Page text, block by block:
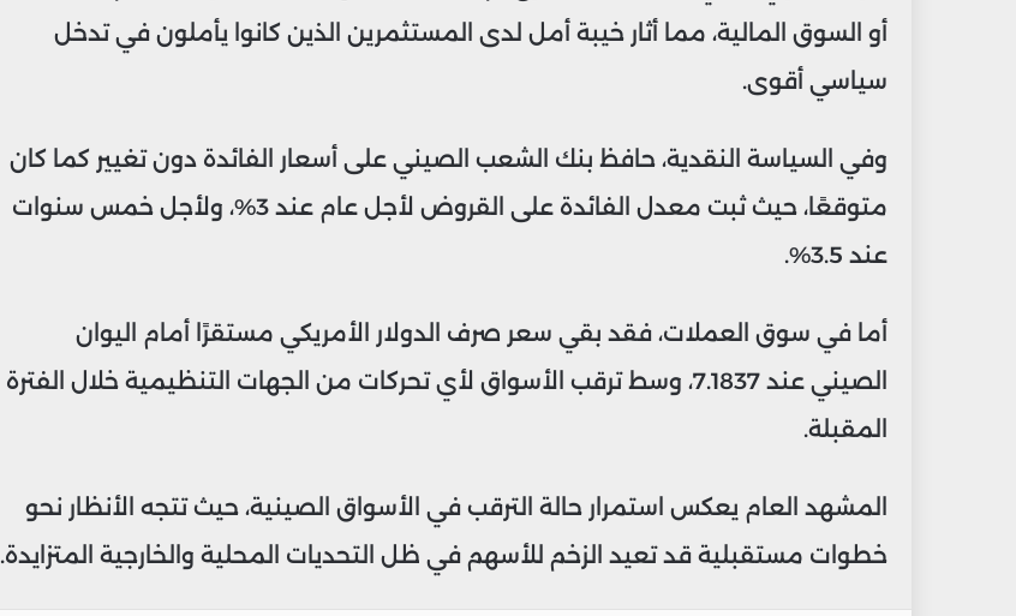
أو السوق المالية، مما أثار خيبة أمل لدى المستثمرين الذين كانوا يأملون في تدخل
سياسي أقوى.
وفي السياسة النقدية، حافظ بنك الشعب الصيني على أسعار الفائدة دون تغيير كما كان
متوقعًا، حيث ثبت معدل الفائدة على القروض لأجل عام عند 3%، ولأجل خمس سنوات
عند 3.5%.
أما في سوق العملات، فقد بقي سعر صرف الدولار الأمريكي مستقرًا أمام اليوان
الصيني عند 7.1837، وسط ترقب الأسواق لأي تحركات من الجهات التنظيمية خلال الفترة
المقبلة.
المشهد العام يعكس استمرار حالة الترقب في الأسواق الصينية، حيث تتجه الأنظار نحو
خطوات مستقبلية قد تعيد الزخم للأسهم في ظل التحديات المحلية والخارجية المتزايدة.